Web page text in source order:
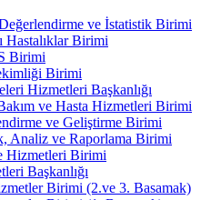
ve İstatistik Birimi
Hastalıklar Birimi
Birimi
Birimi
Hizmetleri Başkanlığı
ve Hasta Hizmetleri Birimi
ve Geliştirme Birimi
Analiz ve Raporlama Birimi
Hizmetleri Birimi
Başkanlığı
Birimi (2.ve 3. Basamak)